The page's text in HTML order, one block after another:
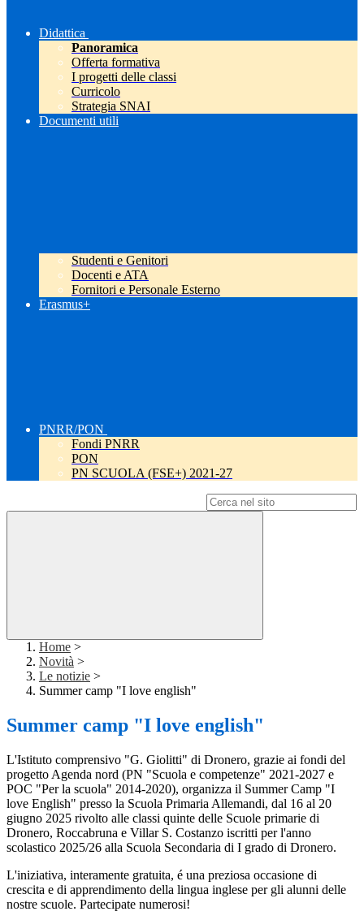
Didattica
Panoramica
Offerta formativa
I progetti delle classi
Curricolo
Strategia SNAI
Documenti utili
Studenti e Genitori
Docenti e ATA
Fornitori e Personale Esterno
Erasmus+
PNRR/PON
Fondi PNRR
PON
PN SCUOLA (FSE+) 2021-27
Home >
Novità >
Le notizie >
Summer camp "I love english"
Summer camp "I love english"
L'Istituto comprensivo "G. Giolitti" di Dronero, grazie ai fondi del
progetto Agenda nord (PN "Scuola e competenze" 2021-2027 e
POC "Per la scuola" 2014-2020), organizza il Summer Camp "I
love English" presso la Scuola Primaria Allemandi, dal 16 al 20
giugno 2025 rivolto alle classi quinte delle Scuole primarie di
Dronero, Roccabruna e Villar S. Costanzo iscritti per l'anno
scolastico 2025/26 alla Scuola Secondaria di I grado di Dronero.
L'iniziativa, interamente gratuita, é una preziosa occasione di
crescita e di apprendimento della lingua inglese per gli alunni delle
nostre scuole. Partecipate numerosi!